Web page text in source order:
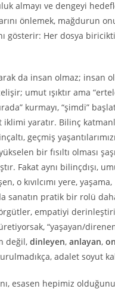
almayı ve dengeyi
önlemek, mağdurun
gösterir: Her dosya
da insan olmaz; insan
umut ışıktır ama
kurmayı, “şimdi”
yaratır. Bilinç
geçmiş
bir fısıltı olması
Fakat aynı bilinçdışı,
o kıvılcımı yere, yaşama,
sanatın pratik bir rolü
örgütler, empatiyi
“yaşayan/
değil, dinleyen, anlayan,
adalet soyut
esasen hepimiz olduğunu